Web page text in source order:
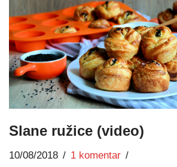
Slane ružice (video)
10/08/2018
1 komentar